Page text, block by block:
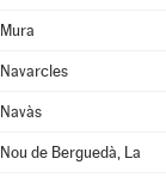
Mura
Navarcles
Navàs
Nou de Berguedà, La